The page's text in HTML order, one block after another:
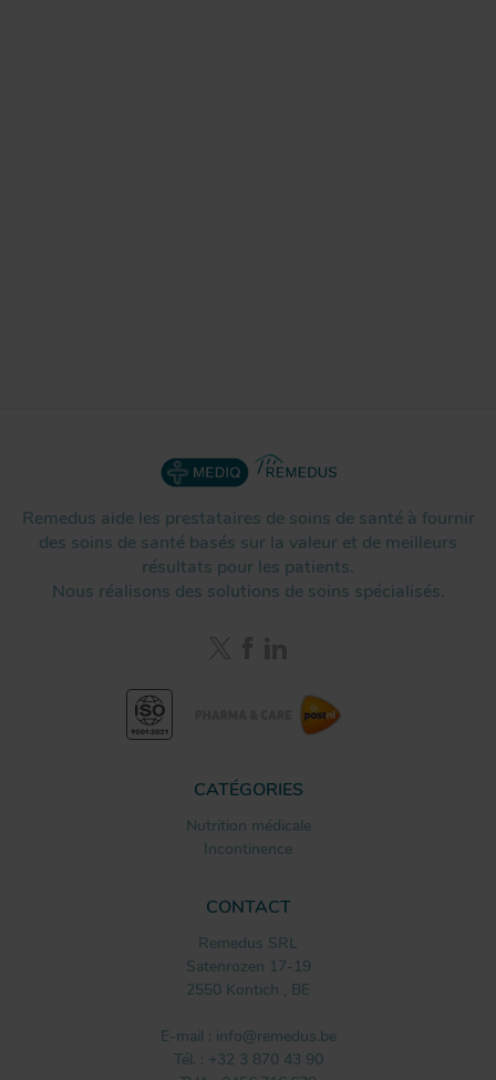
Remedus aide les prestataires de soins de santé à fournir
des soins de santé basés sur la valeur et de meilleurs
résultats pour les patients.
Nous réalisons des solutions de soins spécialisés.
CATÉGORIES
Nutrition médicale
Incontinence
CONTACT
Remedus SRL
Satenrozen 17-19
2550 Kontich , BE
E-mail : info@remedus.be
Tél. : +32 3 870 43 90